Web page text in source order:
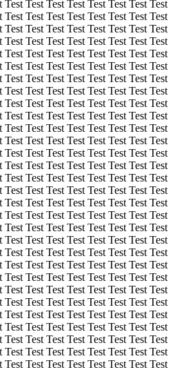
Test Test Test Test Test Test Test
Test Test Test Test Test Test Test
Test Test Test Test Test Test Test
Test Test Test Test Test Test Test
Test Test Test Test Test Test Test
Test Test Test Test Test Test Test
Test Test Test Test Test Test Test
Test Test Test Test Test Test Test
Test Test Test Test Test Test Test
Test Test Test Test Test Test Test
Test Test Test Test Test Test Test
Test Test Test Test Test Test Test
Test Test Test Test Test Test Test
Test Test Test Test Test Test Test
Test Test Test Test Test Test Test
Test Test Test Test Test Test Test
Test Test Test Test Test Test Test
Test Test Test Test Test Test Test
Test Test Test Test Test Test Test
Test Test Test Test Test Test Test
Test Test Test Test Test Test Test
Test Test Test Test Test Test Test
Test Test Test Test Test Test Test
Test Test Test Test Test Test Test
Test Test Test Test Test Test Test
Test Test Test Test Test Test Test
Test Test Test Test Test Test Test
Test Test Test Test Test Test Test
Test Test Test Test Test Test Test
Test Test Test Test Test Test Test